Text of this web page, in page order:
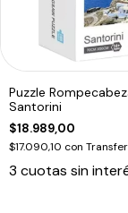
Puzzle
Santorini
$18.989,00
$17.090,10 con
3 cuotas sin